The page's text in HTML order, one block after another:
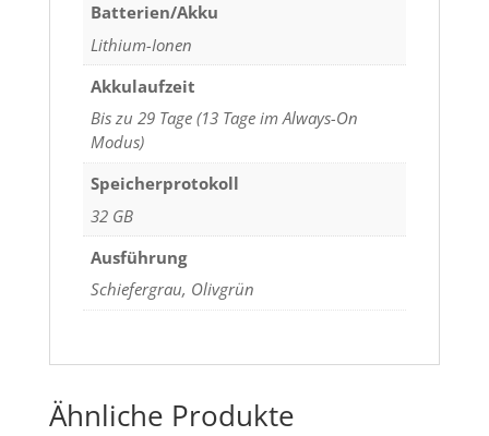
Batterien/Akku
Lithium-Ionen
Akkulaufzeit
Bis zu 29 Tage (13 Tage im Always-On
Modus)
Speicherprotokoll
32 GB
Ausführung
Schiefergrau, Olivgrün
Ähnliche Produkte